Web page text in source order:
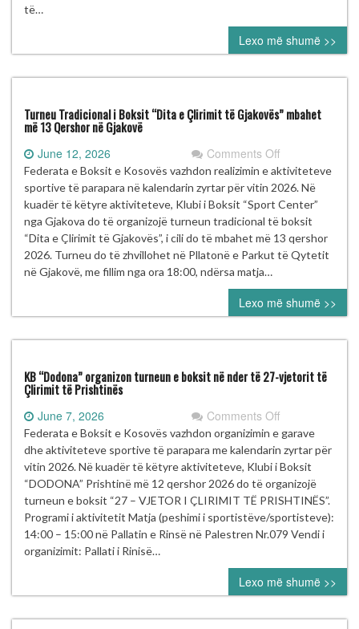
I
ÇLIRIMIT
TË
PRISHTINËS”
të…
Lexo më shumë >>
Turneu Tradicional i Boksit “Dita e Çlirimit të Gjakovës” mbahet
më 13 Qershor në Gjakovë
June 12, 2026 Comments Offon
Turneu
Tradicional
i
Boksit
“Dita
e
të
Gjakovës”
mbahet
më
Qershor
në
Federata e Boksit e Kosovës vazhdon realizimin e aktiviteteve
sportive të parapara në kalendarin zyrtar për vitin 2026. Në
kuadër të këtyre aktiviteteve, Klubi i Boksit “Sport Center”
nga Gjakova do të organizojë turneun tradicional të boksit
“Dita e Çlirimit të Gjakovës”, i cili do të mbahet më 13 qershor
2026. Turneu do të zhvillohet në Pllatonë e Parkut të Qytetit
në Gjakovë, me fillim nga ora 18:00, ndërsa matja…
Lexo më shumë >>
KB “Dodona” organizon turneun e boksit në nder të 27-vjetorit të
Çlirimit të Prishtinës
June 7, 2026 Comments Offon
KB
“Dodona”
organizon
turneun
e
boksit
në
të
27-
vjetorit
të
Federata e Boksit e Kosovës vazhdon organizimin e garave
dhe aktiviteteve sportive të parapara me kalendarin zyrtar për
vitin 2026. Në kuadër të këtyre aktiviteteve, Klubi i Boksit
“DODONA” Prishtinë më 12 qershor 2026 do të organizojë
turneun e boksit “27 – VJETOR I ÇLIRIMIT TË PRISHTINËS”.
Programi i aktivitetit Matja (peshimi i sportistëve/sportisteve):
14:00 – 15:00 në Pallatin e Rinsë në Palestren Nr.079 Vendi i
organizimit: Pallati i Rinisë…
Lexo më shumë >>